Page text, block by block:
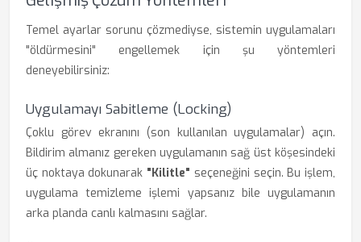
Temel ayarlar sorunu çözmediyse, sistemin uygulamaları
"öldürmesini" engellemek için şu yöntemleri
deneyebilirsiniz:
Uygulamayı Sabitleme (Locking)
Çoklu görev ekranını (son kullanılan uygulamalar) açın.
Bildirim almanız gereken uygulamanın sağ üst köşesindeki
üç noktaya dokunarak "Kilitle" seçeneğini seçin. Bu işlem,
uygulama temizleme işlemi yapsanız bile uygulamanın
arka planda canlı kalmasını sağlar.